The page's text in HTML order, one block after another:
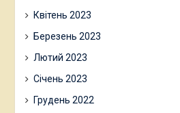
Квітень 2023
Березень 2023
Лютий 2023
Січень 2023
Грудень 2022